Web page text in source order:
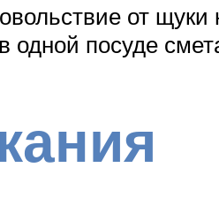
от
одной посуде